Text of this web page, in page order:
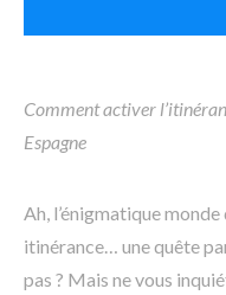
Comment activer
Espagne
Ah, l’énigmatique
itinérance… une quête
pas ? Mais ne vous